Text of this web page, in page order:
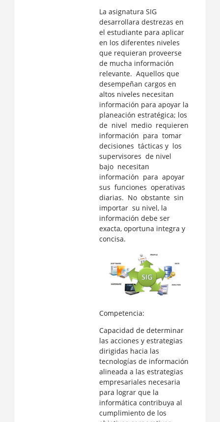
La asignatura SIG
desarrollara destrezas en
el estudiante para aplicar
en los diferentes niveles
que requieran proveerse
de mucha información
relevante. Aquellos que
desempeñan cargos en
altos niveles necesitan
información para apoyar la
planeación estratégica; los
de nivel medio requieren
información para tomar
decisiones tácticas y los
supervisores de nivel
bajo necesitan
información para apoyar
sus funciones operativas
diarias. No obstante sin
importar su nivel, la
información debe ser
exacta, oportuna integra y
concisa.
Competencia:
Capacidad de determinar
las acciones y estrategias
dirigidas hacia las
tecnologías de información
alineada a las estrategias
empresariales necesaria
para lograr que la
informática contribuya al
cumplimiento de los